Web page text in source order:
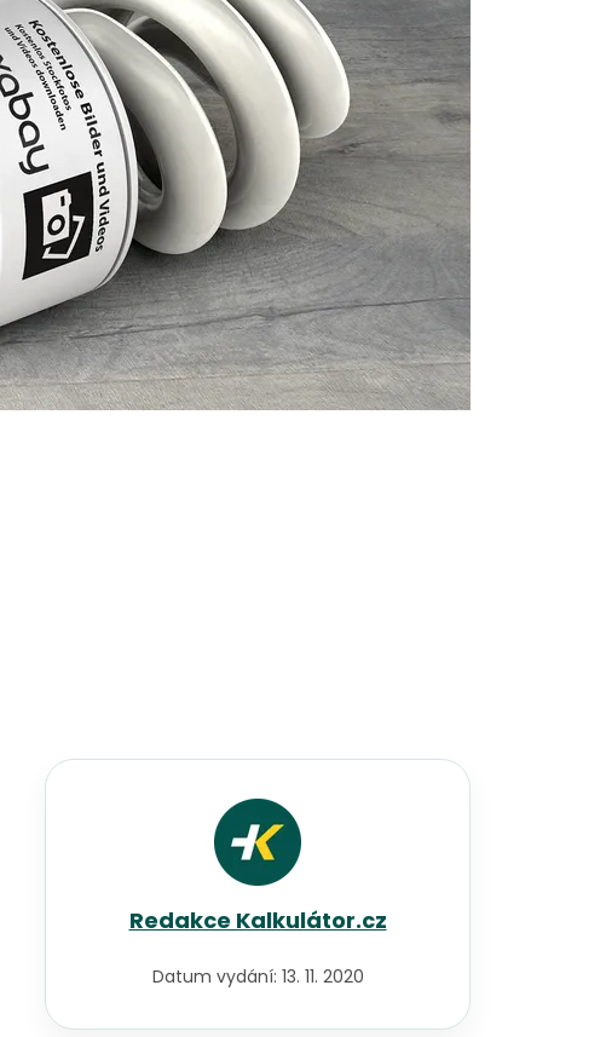
Redakce Kalkulátor.cz
Datum vydání: 13. 11. 2020